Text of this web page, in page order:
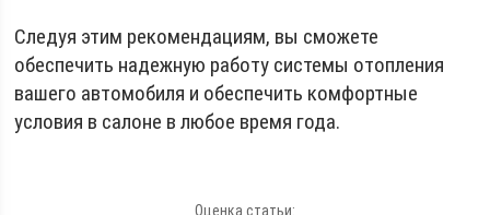
Следуя этим рекомендациям, вы сможете
обеспечить надежную работу системы отопления
вашего автомобиля и обеспечить комфортные
условия в салоне в любое время года.
Оценка статьи: